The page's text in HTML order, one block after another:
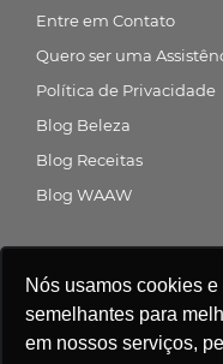
Nós usamos cookies
semelhantes para
em nossos serviços,
Entre em Contato
Quero ser uma
Política de Privacidade
Blog Beleza
Blog Receitas
Blog WAAW